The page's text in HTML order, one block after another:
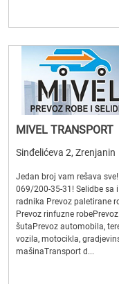
MIVEL TRANSPORT
Sinđelićeva 2, Zrenjanin
Jedan broj vam rešava sve!
069/200-35-31! Selidbe sa
radnika Prevoz paletirane
Prevoz rinfuzne robePrevoz
šutaPrevoz automobila,
vozila, motocikla,
mašinaTransport d...